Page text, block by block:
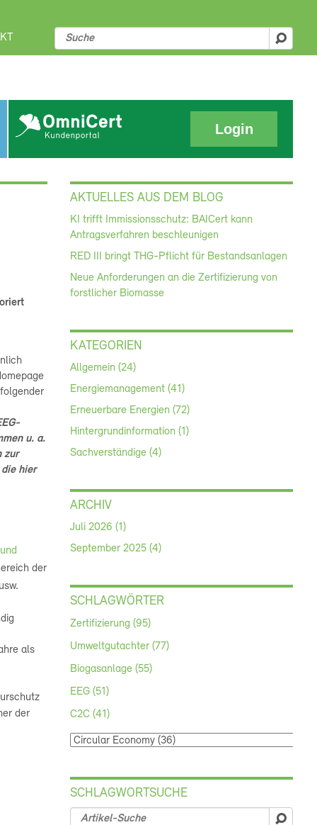
suchen
Login
u. a.
zur
hier
der
als
der
AKTUELLES AUS DEM BLOG
KI trifft Immissionsschutz: BAICert kann
Antragsverfahren beschleunigen
RED III bringt THG-Pflicht für Bestandsanlagen
Neue Anforderungen an die Zertifizierung von
forstlicher Biomasse
KATEGORIEN
Allgemein (24)
Energiemanagement (41)
Erneuerbare Energien (72)
Hintergrundinformation (1)
Sachverständige (4)
ARCHIV
Juli 2026 (1)
September 2025 (4)
SCHLAGWÖRTER
Zertifizierung (95)
Umweltgutachter (77)
Biogasanlage (55)
EEG (51)
C2C (41)
SCHLAGWORTSUCHE
suchen